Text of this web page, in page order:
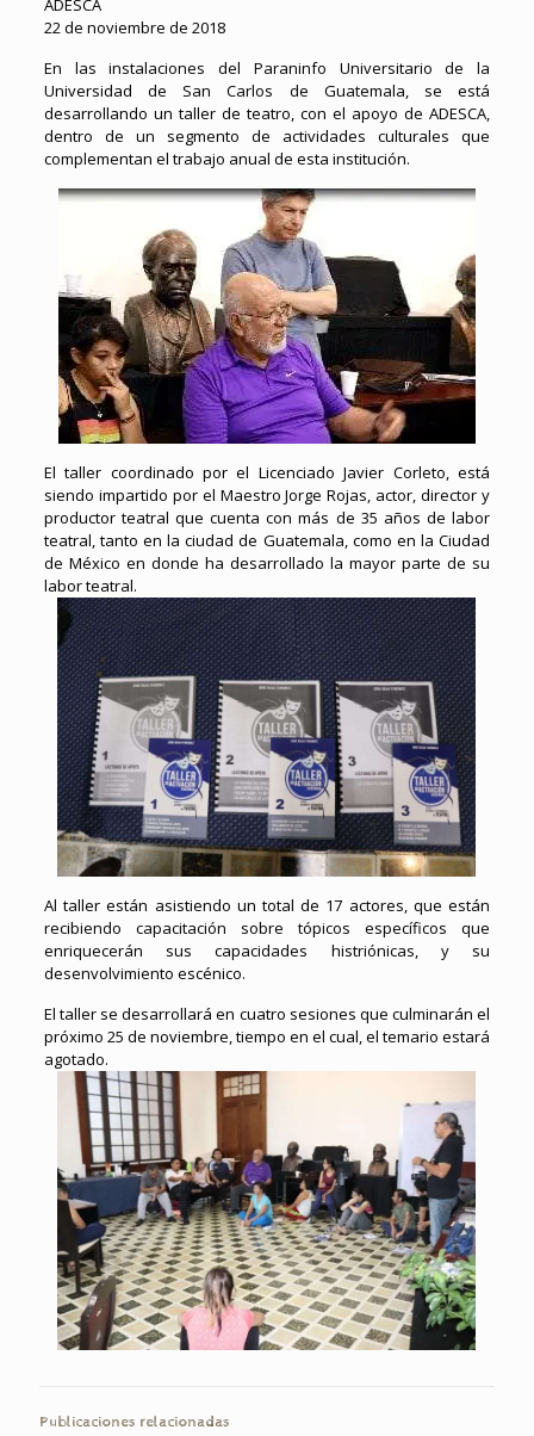
ADESCA
22 de noviembre de 2018
En las instalaciones del Paraninfo Universitario de la
Universidad de San Carlos de Guatemala, se está
desarrollando un taller de teatro, con el apoyo de ADESCA,
dentro de un segmento de actividades culturales que
complementan el trabajo anual de esta institución.
El taller coordinado por el Licenciado Javier Corleto, está
siendo impartido por el Maestro Jorge Rojas, actor, director y
productor teatral que cuenta con más de 35 años de labor
teatral, tanto en la ciudad de Guatemala, como en la Ciudad
de México en donde ha desarrollado la mayor parte de su
labor teatral.
Al taller están asistiendo un total de 17 actores, que están
recibiendo capacitación sobre tópicos específicos que
enriquecerán sus capacidades histriónicas, y su
desenvolvimiento escénico.
El taller se desarrollará en cuatro sesiones que culminarán el
próximo 25 de noviembre, tiempo en el cual, el temario estará
agotado.
Publicaciones relacionadas